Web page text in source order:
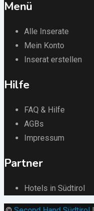
Menü
Alle Inserate
Mein Konto
Inserat erstellen
Hilfe
FAQ & Hilfe
AGBs
Impressum
Partner
Hotels in Südtirol